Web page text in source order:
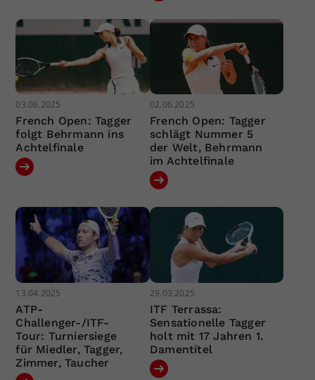
03.06.2025
French Open: Tagger
folgt Behrmann ins
Achtelfinale
02.06.2025
French Open: Tagger
schlägt Nummer 5
der Welt, Behrmann
im Achtelfinale
13.04.2025
ATP-
Challenger-/ITF-
Tour: Turniersiege
für Miedler, Tagger,
Zimmer, Taucher
29.03.2025
ITF Terrassa:
Sensationelle Tagger
holt mit 17 Jahren 1.
Damentitel